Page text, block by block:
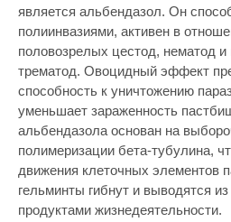
является альбендазол. Он
полиинвазиями, активен в
половозрелых цестод, нематод
трематод. Овоцидный эффект
способность к уничтожению
уменьшает зараженность
альбендазола основан на
полимеризации бета-тубулина,
движения клеточных элементов
гельминты гибнут и выводятся
продуктами жизнедеятельности.